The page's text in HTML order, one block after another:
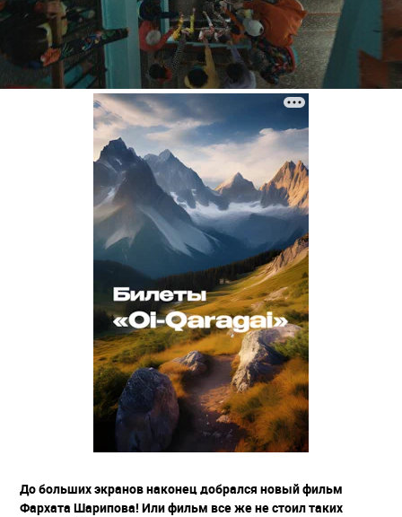
До больших экранов наконец добрался новый фильм
Фархата Шарипова! Или фильм все же не стоил таких